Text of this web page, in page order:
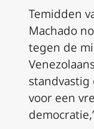
Temidden
Machado
tegen de
voor een